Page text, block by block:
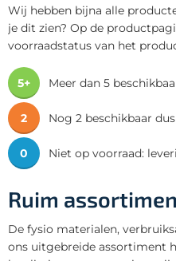
Wij hebben bijna alle
je dit zien? Op de
voorraadstatus van het
5+ Meer dan 5
2 Nog 2 beschikbaar
0 Niet op voorraad:
Ruim
De fysio materialen,
ons uitgebreide assortiment